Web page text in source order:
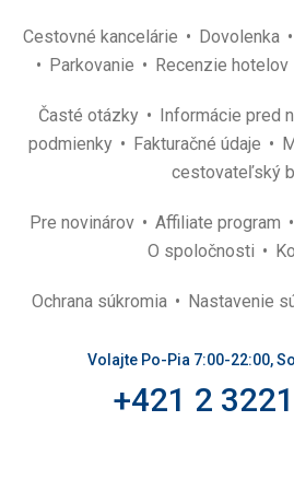
Cestovné kancelárie Dovolenka
Parkovanie
Recenzie hotelov
Časté otázky Informácie pred
podmienky
Fakturačné údaje
cestovateľský
Pre novinárov Affiliate program
O spoločnosti
Ochrana súkromia Nastavenie
Volajte Po-Pia 7:00-22:00,
+421 2